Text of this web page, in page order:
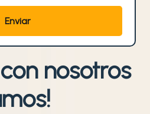
nosotros